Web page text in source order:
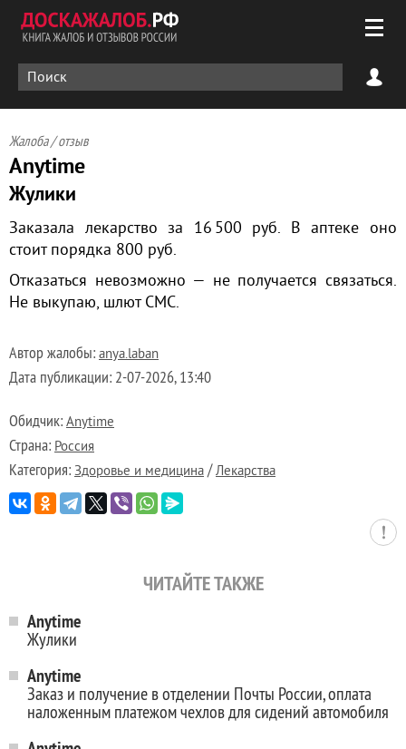
Жалоба / отзыв
Anytime
Жулики
Заказала лекарство за 16 500 руб. В аптеке оно
стоит порядка 800 руб.
Отказаться невозможно — не получается связаться.
Не выкупаю, шлют СМС.
Автор жалобы: anya.laban
Дата публикации: 2-07-2026, 13:40
Обидчик: Anytime
Страна: Россия
Категория: Здоровье и медицина /Лекарства
ЧИТАЙТЕ ТАКЖЕ
Anytime
Жулики
Anytime
Заказ и получение в отделении Почты России, оплата
наложенным платежом чехлов для сидений автомобиля